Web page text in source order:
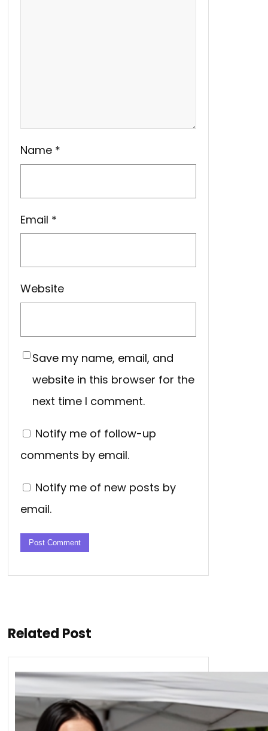
Name *
Email *
Website
Save my name, email, and
website in this browser for the
next time I comment.
Notify me of follow-up
comments by email.
Notify me of new posts by
email.
Related Post